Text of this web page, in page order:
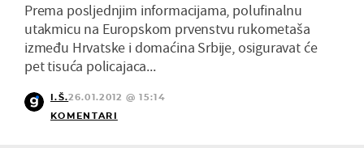
Prema posljednjim informacijama, polufinalnu
utakmicu na Europskom prvenstvu rukometaša
između Hrvatske i domaćina Srbije, osiguravat će
pet tisuća policajaca...
I.Š.26.01.2012 @ 15:14
KOMENTARI